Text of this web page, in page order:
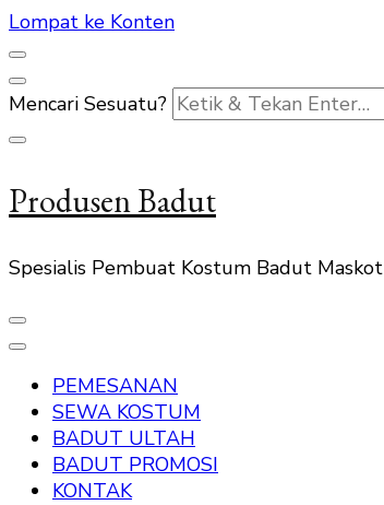
Lompat ke Konten
Mencari Sesuatu?
Produsen Badut
Spesialis Pembuat Kostum Badut Maskot
PEMESANAN
SEWA KOSTUM
BADUT ULTAH
BADUT PROMOSI
KONTAK